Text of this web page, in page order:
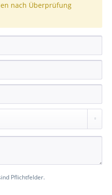
nach Überprüfung
Pflichtfelder.